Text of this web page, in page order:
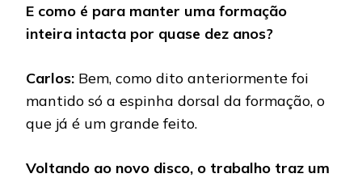
E como é para manter uma formação
inteira intacta por quase dez anos?
Carlos: Bem, como dito anteriormente foi
mantido só a espinha dorsal da formação, o
que já é um grande feito.
Voltando ao novo disco, o trabalho traz um